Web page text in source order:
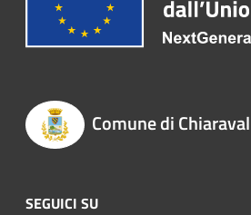
Comune di
SEGUICI SU